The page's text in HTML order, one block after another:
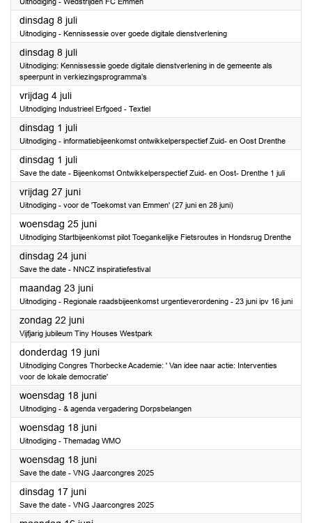
dinsdag 8 juli2025
Uitnodiging - Kennissessie over goede digitale dienstverlening
dinsdag 8 juli2025
Uitnodiging: Kennissessie goede digitale dienstverlening in de gemeente als
speerpunt in verkiezingsprogramma’s
vrijdag 4 juli2025
Uitnodiging Industrieel Erfgoed - Textiel
dinsdag 1 juli2025
Uitnodiging - informatiebijeenkomst ontwikkelperspectief Zuid- en Oost Drenthe
dinsdag 1 juli2025
Save the date - Bijeenkomst Ontwikkelperspectief Zuid- en Oost- Drenthe 1 juli
vrijdag 27 juni2025
Uitnodiging - voor de 'Toekomst van Emmen' (27 juni en 28 juni)
woensdag 25 juni2025
Uitnodiging Startbijeenkomst pilot Toegankelijke Fietsroutes in Hondsrug Drenthe
dinsdag 24 juni2025
Save the date - NNCZ inspiratiefestival
maandag 23 juni2025
Uitnodiging - Regionale raadsbijeenkomst urgentieverordening - 23 juni ipv 16 juni
zondag 22 juni2025
Vijfjarig jubileum Tiny Houses Westpark
donderdag 19 juni2025
Uitnodiging Congres Thorbecke Academie: ' Van idee naar actie: Interventies
voor de lokale democratie'
woensdag 18 juni2025
Uitnodiging - & agenda vergadering Dorpsbelangen
woensdag 18 juni2025
Uitnodiging - Themadag WMO
woensdag 18 juni2025
Save the date - VNG Jaarcongres 2025
dinsdag 17 juni2025
Save the date - VNG Jaarcongres 2025